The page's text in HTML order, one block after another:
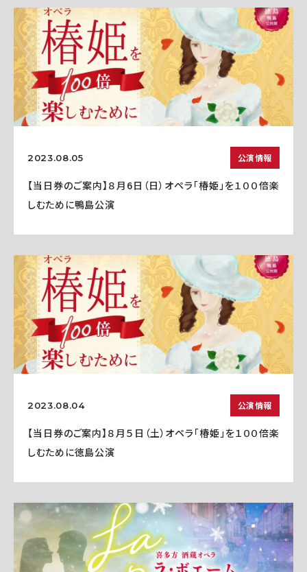
2023.08.05 公演情報
【当日券のご案内】８月6日（日）オペラ「椿姫」を１００倍楽
しむために鴨島公演
2023.08.04 公演情報
【当日券のご案内】８月５日（土）オペラ「椿姫」を１００倍楽
しむために徳島公演